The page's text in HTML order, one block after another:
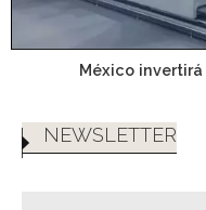
México
NEWSLETTER